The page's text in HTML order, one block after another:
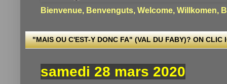
Bienvenue, Benvenguts, Welcome, Willkomen,
"MAIS OU C'EST-Y DONC FA" (VAL DU FABY)? ON CLIC
samedi 28 mars 2020